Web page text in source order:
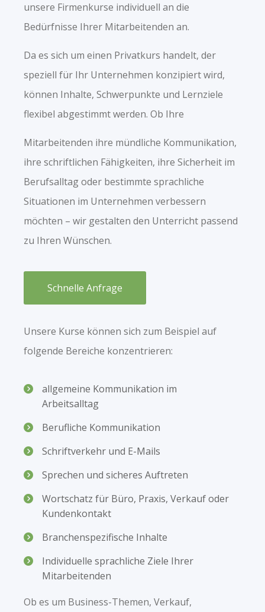
unsere Firmenkurse individuell an die
Bedürfnisse Ihrer Mitarbeitenden an.
Da es sich um einen Privatkurs handelt, der
speziell für Ihr Unternehmen konzipiert wird,
können Inhalte, Schwerpunkte und Lernziele
flexibel abgestimmt werden. Ob Ihre
Mitarbeitenden ihre mündliche Kommunikation,
ihre schriftlichen Fähigkeiten, ihre Sicherheit im
Berufsalltag oder bestimmte sprachliche
Situationen im Unternehmen verbessern
möchten – wir gestalten den Unterricht passend
zu Ihren Wünschen.
Schnelle Anfrage
Unsere Kurse können sich zum Beispiel auf
folgende Bereiche konzentrieren:
allgemeine Kommunikation im
Arbeitsalltag
Berufliche Kommunikation
Schriftverkehr und E-Mails
Sprechen und sicheres Auftreten
Wortschatz für Büro, Praxis, Verkauf oder
Kundenkontakt
Branchenspezifische Inhalte
Individuelle sprachliche Ziele Ihrer
Mitarbeitenden
Ob es um Business-Themen, Verkauf,